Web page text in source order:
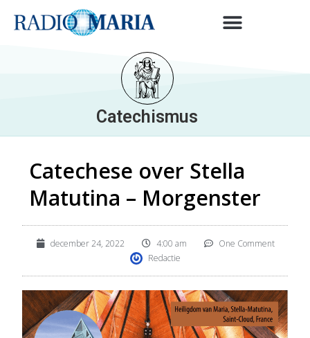
Catechismus
Catechese over Stella
Matutina – Morgenster
december 24, 2022 4:00 am
One Comment
Redactie